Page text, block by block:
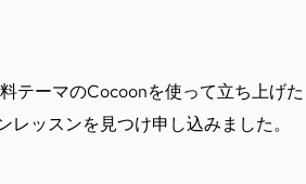
テーマのCocoonを使って立ち上げた
ッスンを見つけ申し込みました。